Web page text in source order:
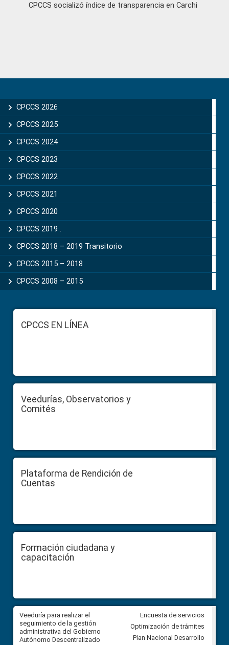
CPCCS socializó índice de transparencia en Carchi
Sidebar
CPCCS 2026
CPCCS 2025
CPCCS 2024
CPCCS 2023
CPCCS 2022
CPCCS 2021
CPCCS 2020
CPCCS 2019 .
CPCCS 2018 – 2019 Transitorio
CPCCS 2015 – 2018
CPCCS 2008 – 2015
FooterCPCCS EN LÍNEA
Veedurías, Observatorios y
Comités
Plataforma de Rendición de
Cuentas
Formación ciudadana y
capacitación
Veeduría para realizar el
seguimiento de la gestión
administrativa del Gobierno
Autónomo Descentralizado
Veeduría para vigilar los
derivados de la Audiencia
entre el GAD de Ibarra y la
comunidad Urbina, parroquia
Encuesta de servicios
Optimización de trámites
Plan Nacional Desarrollo